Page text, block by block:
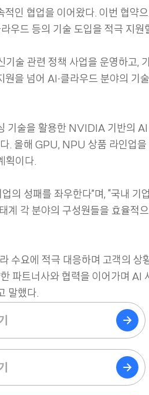
인 협업을 이어왔다. 이번 협약
우드 등의 기술 도입을 적극 지원
술 관련 정책 사업을 운영하고,
을 넘어 AI∙클라우드 분야의 기
술을 활용한 NVIDIA 기반의 AI
. 올해 GPU, NPU 상품 라인업
획이다.
의 성패를 좌우한다”며, “국내 기
각 분야의 구성원들을 효율적
요에 적극 대응하며 고객의 상
파트너사와 협력을 이어가며 AI
말했다.